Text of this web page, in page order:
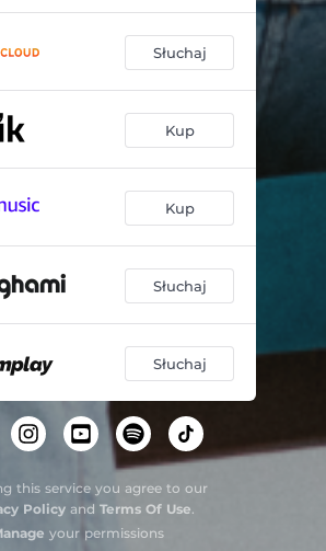
Słuchaj
Kup
Kup
Słuchaj
Słuchaj
this service you agree to our
Policyand Terms Of Use.
your permissions